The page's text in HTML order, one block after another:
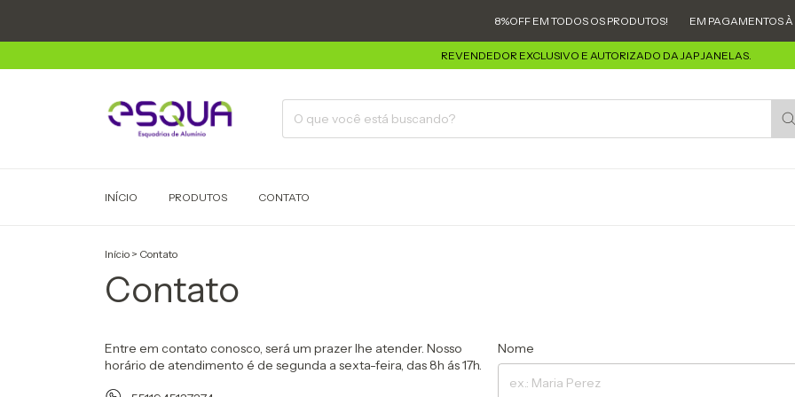
8%OFF EM TODOS OS PRODUTOS! EM PAGAMENTOS À
REVENDEDOR EXCLUSIVO E AUTORIZADO DA JAP JANELAS.
INÍCIO PRODUTOS CONTATO
Início > Contato
Contato
Entre em contato conosco, será um prazer lhe atender. Nosso
horário de atendimento é de segunda a sexta-feira, das 8h ás 17h.
Nome